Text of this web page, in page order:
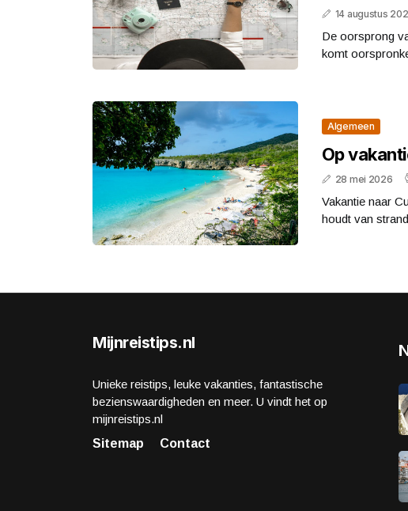
14 augustus
De oorsprong
komt
Algemeen
Op
28 mei 2026
Vakantie naar
houdt van
Mijnreistips.nl
Unieke reistips, leuke vakanties, fantastische
bezienswaardigheden en meer. U vindt het op
mijnreistips.nl
Sitemap
Contact